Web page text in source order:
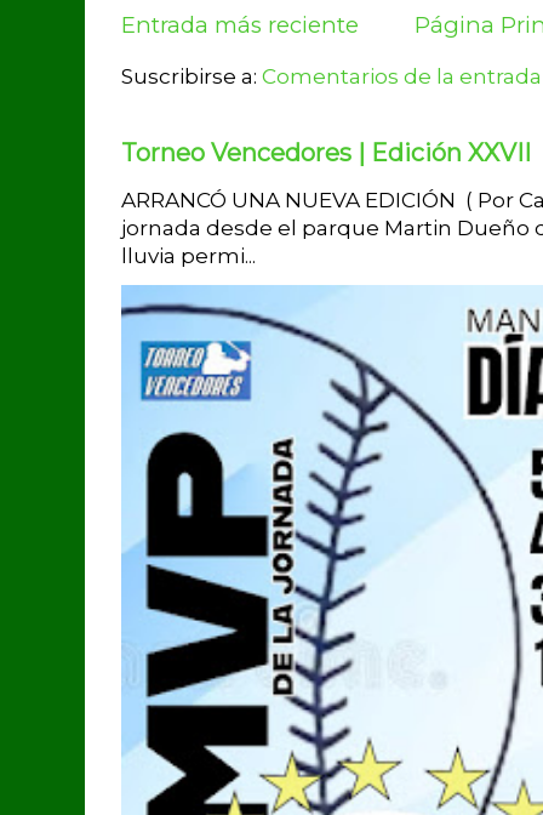
Entrada más reciente Página
Suscribirse a: Comentarios de la
Torneo Vencedores | Edición XXVII
ARRANCÓ UNA NUEVA EDICIÓN ( Por
jornada desde el parque Martin Dueño
lluvia permi...